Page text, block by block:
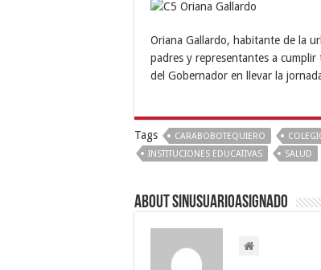
Oriana Gallardo, habitante de la
padres y representantes a
del Gobernador en llevar la
Tags CARABOBOTEQUIERO
INSTITUCIONES EDUCATIVAS
SALUD
About sinusuarioasignado